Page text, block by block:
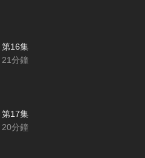
第16集
21分鐘
第17集
20分鐘